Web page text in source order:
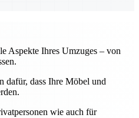
Aspekte Ihres Umzuges – von
dafür, dass Ihre Möbel und
wie auch für